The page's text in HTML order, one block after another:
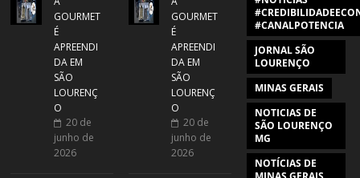
GOURMET
É
APREENDI
DA EM
SÃO
LOURENÇ
O
20 de
junho de
2026
GOURMET
É
APREENDI
DA EM
SÃO
LOURENÇ
O
20 de
junho de
2026
#CANALPOTENCIA
JORNAL SÃO
LOURENÇO
MINAS GERAIS
NOTICIAS DE
SÃO LOURENÇO
MG
NOTÍCIAS DE